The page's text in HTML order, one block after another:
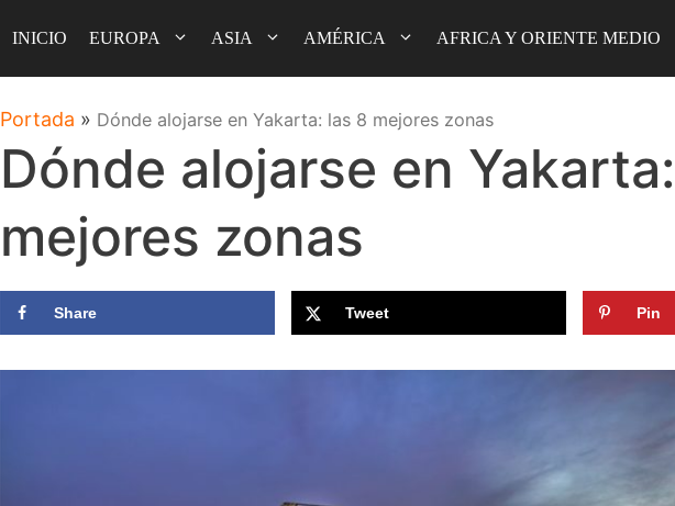
INICIO EUROPA ASIA AMÉRICA AFRICA Y ORIENTE MEDIO
Portada » Dónde alojarse en Yakarta: las 8 mejores zonas
Dónde alojarse en
mejores zonas
Share Tweet Pin